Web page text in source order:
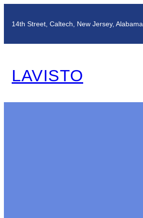
14th Street, Caltech, New Jersey, Alabama
LAVISTO